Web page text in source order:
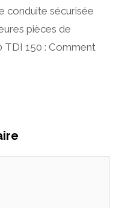
conduite sécurisée
pièces de
TDI 150 : Comment